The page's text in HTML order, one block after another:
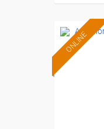
ONLINE